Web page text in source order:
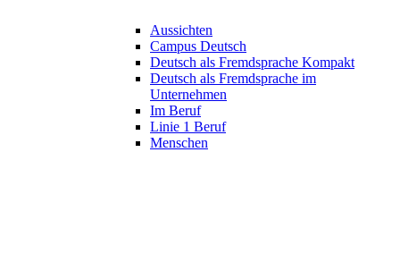
Aussichten
Campus Deutsch
Deutsch als Fremdsprache Kompakt
Deutsch als Fremdsprache im
Unternehmen
Im Beruf
Linie 1 Beruf
Menschen